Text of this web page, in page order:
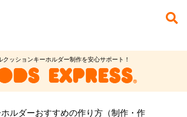
クッションキーホルダー制作を安心サポート！
ルダーおすすめの作り方（制作・作